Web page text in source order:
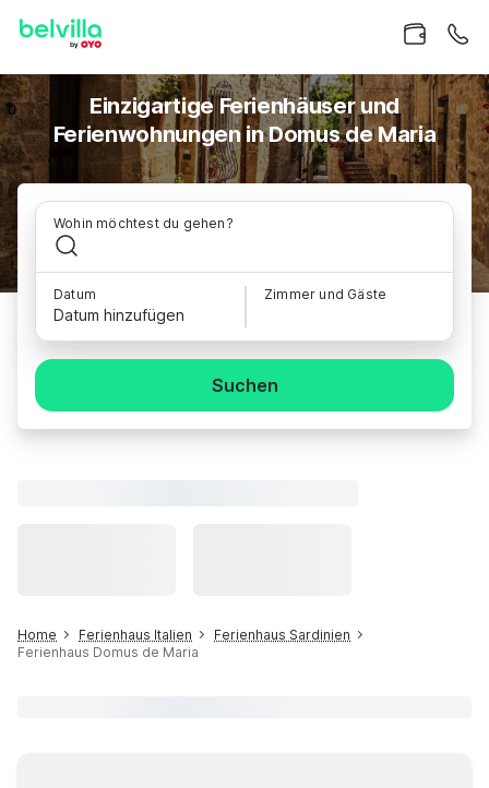
Einzigartige Ferienhäuser und
Ferienwohnungen in Domus de Maria
Wohin möchtest du gehen?
Datum
Datum hinzufügen
Zimmer und Gäste
Suchen
Home Ferienhaus Italien
Ferienhaus Sardinien
Ferienhaus Domus de Maria